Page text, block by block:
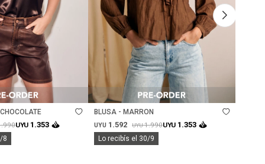
UYU 1.353
8
Talle
BLUSA - MARRON
UYU 1.592 UYU1.990UYU 1.353
Lo recibís el 30/9